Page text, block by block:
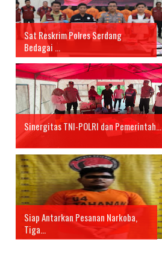
Sat Reskrim Polres Serdang
Bedagai ...
Sinergitas TNI-POLRI dan Pemerintah...
Siap Antarkan Pesanan Narkoba,
Tiga...